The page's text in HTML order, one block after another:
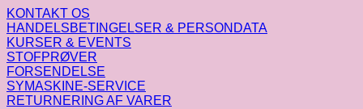
KONTAKT OS
HANDELSBETINGELSER & PERSONDATA
KURSER & EVENTS
STOFPRØVER
FORSENDELSE
SYMASKINE-SERVICE
RETURNERING AF VARER